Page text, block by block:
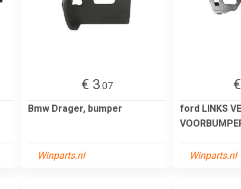
€ 3.07
Bmw Drager, bumper
Winparts.nl
ford LINKS
Winparts.nl